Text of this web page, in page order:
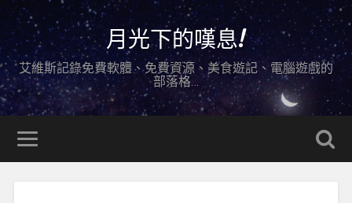
月光下的嘆息!
艾維斯記錄免費軟體、免費資源、美食遊記、電腦遊戲的
部落格…